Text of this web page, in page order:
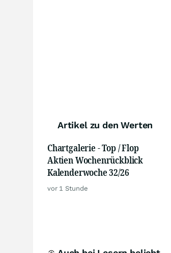
Artikel zu den Werten
Chartgalerie - Top / Flop
Aktien Wochenrückblick
Kalenderwoche 32/26
vor 1 Stunde